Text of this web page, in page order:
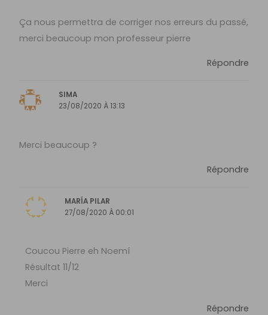
Ça nous permettra de corriger nos erreurs du passé,
merci beaucoup mon professeur pierre
Répondre
SIMA
23/08/2020 À 13:13
Merci beaucoup ?
Répondre
MARÍA PILAR
27/08/2020 À 00:01
Coucou Pierre eh Noemí
Résultat 11/12
Merci
Répondre